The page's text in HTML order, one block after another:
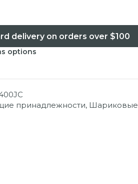
delivery on orders over $100
options
принадлежности, Шариковые